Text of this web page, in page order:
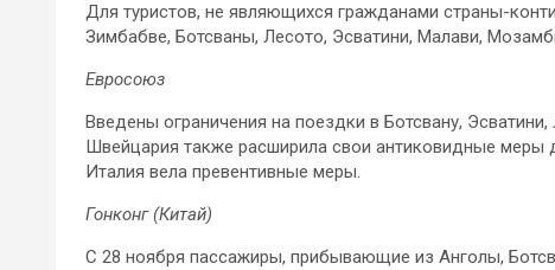
Для туристов, не являющихся гражданами страны-
Зимбабве, Ботсваны, Лесото, Эсватини, Малави,
Евросоюз
Введены ограничения на поездки в Ботсвану,
Швейцария также расширила свои антиковидные меры
Италия вела превентивные меры.
Гонконг (Китай)
С 28 ноября пассажиры, прибывающие из Анголы,